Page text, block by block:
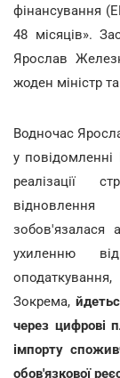
фінансування
48 місяців».
Ярослав
жоден міністр
Водночас
у
реалізації
відновлення
зобов'язалася
ухиленню
Зокрема,
через цифрові
імпорту
обов'язкової